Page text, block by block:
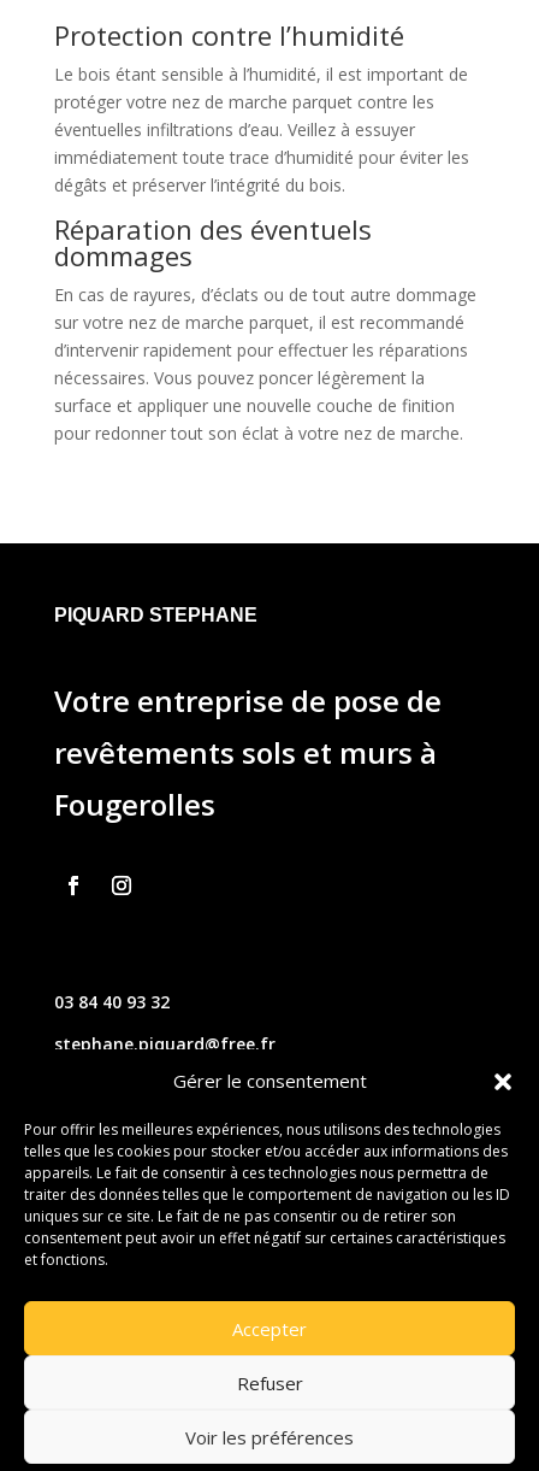
Gérer le consentement
Pour offrir les meilleures expériences, nous utilisons des technologies
telles que les cookies pour stocker et/ou accéder aux informations des
appareils. Le fait de consentir à ces technologies nous permettra de
traiter des données telles que le comportement de navigation ou les ID
uniques sur ce site. Le fait de ne pas consentir ou de retirer son
consentement peut avoir un effet négatif sur certaines caractéristiques
et fonctions.
Accepter
Refuser
Voir les préférences
Protection contre l’humidité
Le bois étant sensible à l’humidité, il est important de
protéger votre nez de marche parquet contre les
éventuelles infiltrations d’eau. Veillez à essuyer
immédiatement toute trace d’humidité pour éviter les
dégâts et préserver l’intégrité du bois.
Réparation des éventuels
dommages
En cas de rayures, d’éclats ou de tout autre dommage
sur votre nez de marche parquet, il est recommandé
d’intervenir rapidement pour effectuer les réparations
nécessaires. Vous pouvez poncer légèrement la
surface et appliquer une nouvelle couche de finition
pour redonner tout son éclat à votre nez de marche.
PIQUARD STEPHANE
Votre entreprise de pose de
revêtements sols et murs à
Fougerolles
03 84 40 93 32
stephane.piquard@free.fr
61 les chavannes – 70220 FOUGEROLLES
Contact
© 2026 M Development–Mentions légales